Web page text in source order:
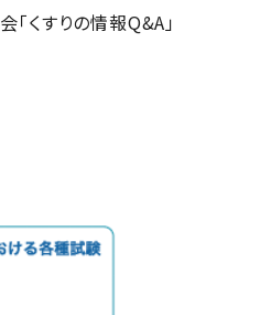
くすりの情報Q&A」